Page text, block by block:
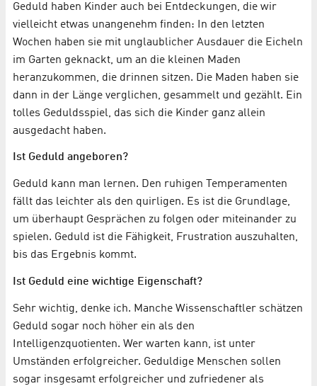
Geduld haben Kinder auch bei Entdeckungen, die wir
vielleicht etwas unangenehm finden: In den letzten
Wochen haben sie mit unglaublicher Ausdauer die Eicheln
im Garten geknackt, um an die kleinen Maden
heranzukommen, die drinnen sitzen. Die Maden haben sie
dann in der Länge verglichen, gesammelt und gezählt. Ein
tolles Geduldsspiel, das sich die Kinder ganz allein
ausgedacht haben.
Ist Geduld angeboren?
Geduld kann man lernen. Den ruhigen Temperamenten
fällt das leichter als den quirligen. Es ist die Grundlage,
um überhaupt Gesprächen zu folgen oder miteinander zu
spielen. Geduld ist die Fähigkeit, Frustration auszuhalten,
bis das Ergebnis kommt.
Ist Geduld eine wichtige Eigenschaft?
Sehr wichtig, denke ich. Manche Wissenschaftler schätzen
Geduld sogar noch höher ein als den
Intelligenzquotienten. Wer warten kann, ist unter
Umständen erfolgreicher. Geduldige Menschen sollen
sogar insgesamt erfolgreicher und zufriedener als